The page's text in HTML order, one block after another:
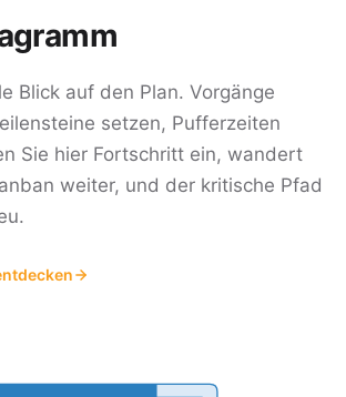
Blick auf den Plan. Vorgänge
setzen, Pufferzeiten
Sie hier Fortschritt ein, wandert
weiter, und der kritische Pfad